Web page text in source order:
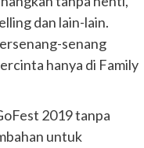
dan lain-lain.
senang
hanya di Family
2019 tanpa
untuk